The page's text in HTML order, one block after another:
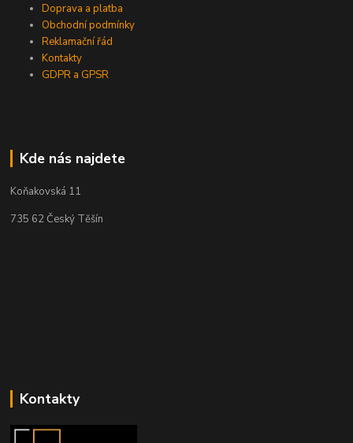
Doprava a platba
Obchodní podmínky
Reklamační řád
Kontakty
GDPR a GPSR
Kde nás najdete
Koňakovská 11
735 62 Český Těšín
Kontakty